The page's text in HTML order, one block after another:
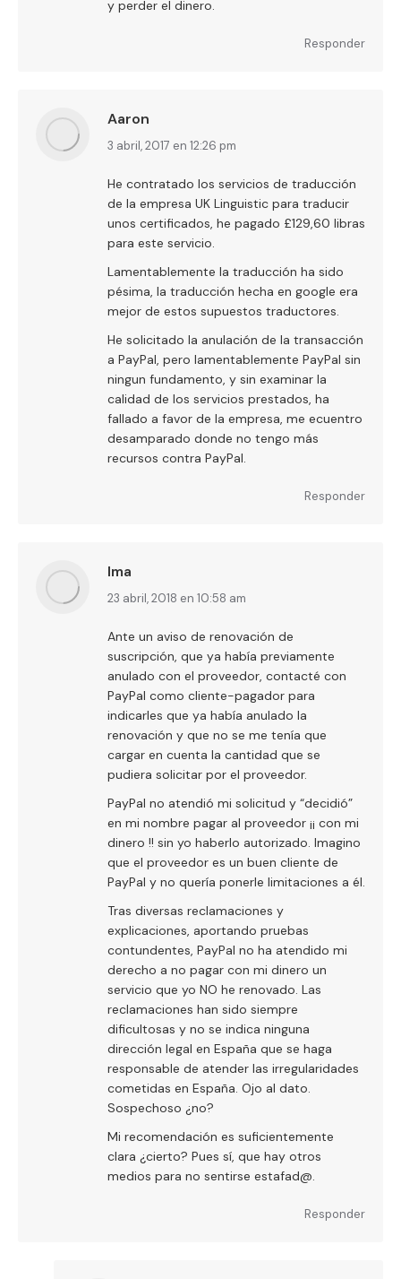
y perder el dinero.
Responder
Aaron
dice:
3 abril, 2017 en 12:26 pm
He contratado los servicios de traducción
de la empresa UK Linguistic para traducir
unos certificados, he pagado £129,60 libras
para este servicio.
Lamentablemente la traducción ha sido
pésima, la traducción hecha en google era
mejor de estos supuestos traductores.
He solicitado la anulación de la transacción
a PayPal, pero lamentablemente PayPal sin
ningun fundamento, y sin examinar la
calidad de los servicios prestados, ha
fallado a favor de la empresa, me ecuentro
desamparado donde no tengo más
recursos contra PayPal.
Responder
Ima
dice:
23 abril, 2018 en 10:58 am
Ante un aviso de renovación de
suscripción, que ya había previamente
anulado con el proveedor, contacté con
PayPal como cliente-pagador para
indicarles que ya había anulado la
renovación y que no se me tenía que
cargar en cuenta la cantidad que se
pudiera solicitar por el proveedor.
PayPal no atendió mi solicitud y “decidió”
en mi nombre pagar al proveedor ¡¡ con mi
dinero !! sin yo haberlo autorizado. Imagino
que el proveedor es un buen cliente de
PayPal y no quería ponerle limitaciones a él.
Tras diversas reclamaciones y
explicaciones, aportando pruebas
contundentes, PayPal no ha atendido mi
derecho a no pagar con mi dinero un
servicio que yo NO he renovado. Las
reclamaciones han sido siempre
dificultosas y no se indica ninguna
dirección legal en España que se haga
responsable de atender las irregularidades
cometidas en España. Ojo al dato.
Sospechoso ¿no?
Mi recomendación es suficientemente
clara ¿cierto? Pues sí, que hay otros
medios para no sentirse estafad@.
Responder